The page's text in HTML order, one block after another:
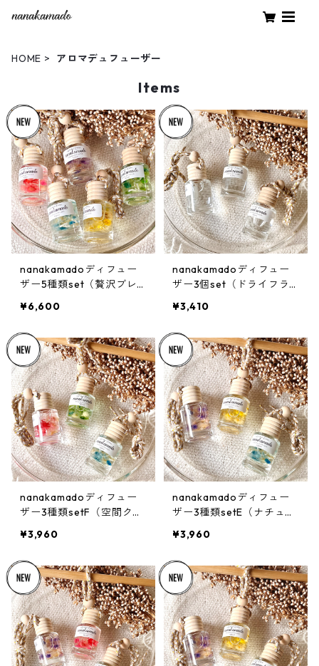
HOME アロマデュフューザー
Items
nanakamadoディフュー
ザー5種類set（贅沢ブレ
¥6,600
nanakamadoディフュー
ザー3個set（ドライフラ
¥3,410
nanakamadoディフュー
ザー3種類setF（空間クリ
¥3,960
nanakamadoディフュー
ザー3種類setE（ナチュラ
¥3,960